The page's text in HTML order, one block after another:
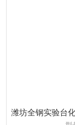
潍坊全钢实验台